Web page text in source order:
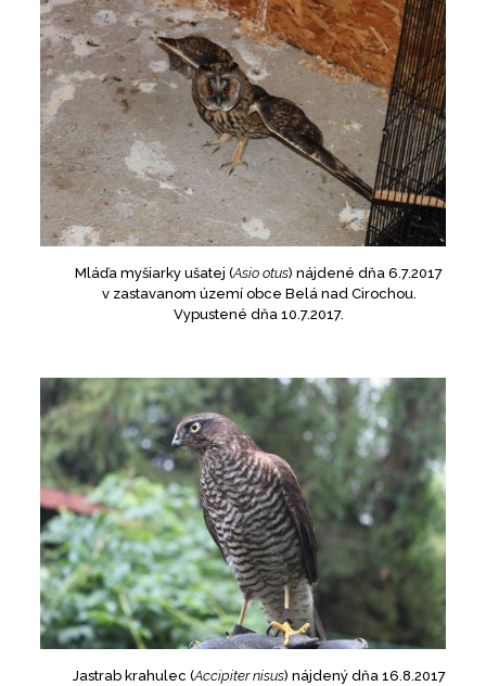
Mláďa myšiarky ušatej (Asio otus) nájdené dňa 6.7.2017
v zastavanom území obce Belá nad Cirochou.
Vypustené dňa 10.7.2017.
Jastrab krahulec (Accipiter nisus) nájdený dňa 16.8.2017